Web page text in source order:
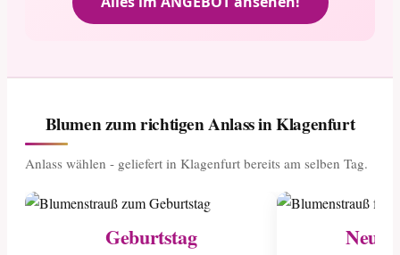
Blumen zum richtigen Anlass in Klagenfurt
Anlass wählen - geliefert in Klagenfurt bereits am selben Tag.
Geburtstag